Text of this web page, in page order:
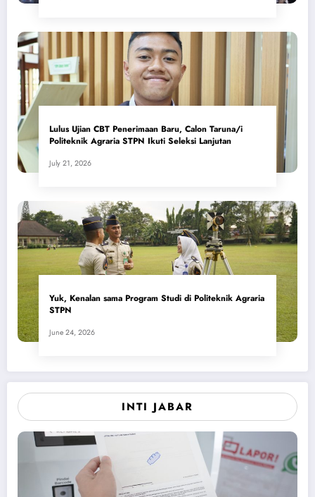
Lulus Ujian CBT Penerimaan Baru, Calon Taruna/i
Politeknik Agraria STPN Ikuti Seleksi Lanjutan
July 21, 2026
Yuk, Kenalan sama Program Studi di Politeknik Agraria
STPN
June 24, 2026
INTI JABAR